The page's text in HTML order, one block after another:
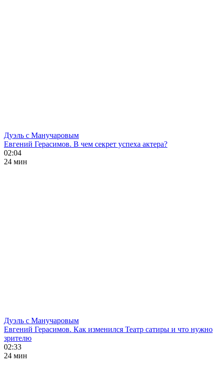
Дуэль с Манучаровым
Евгений Герасимов. В чем секрет успеха актера?
02:04
24 мин
Дуэль с Манучаровым
Евгений Герасимов. Как изменился Театр сатиры и что нужно
зрителю
02:33
24 мин